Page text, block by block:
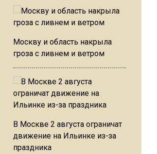
Москву и область накрыла
гроза с ливнем и ветром
В Москве 2 августа ограничат
движение на Ильинке из-за
праздника